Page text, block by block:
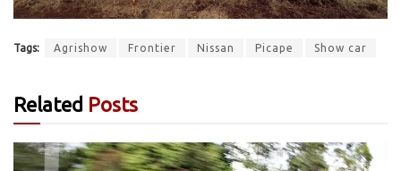
Tags: Agrishow Frontier Nissan Picape Show car
Related Posts